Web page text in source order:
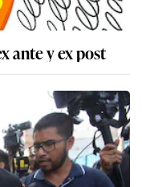
ante y ex post